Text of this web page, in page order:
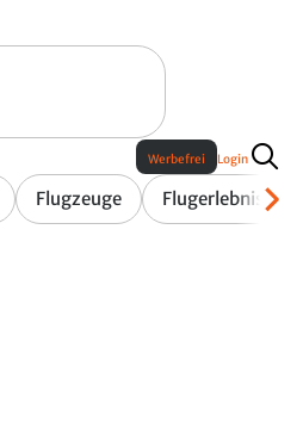
Flugzeuge Flugerlebnis
Werbefrei Login